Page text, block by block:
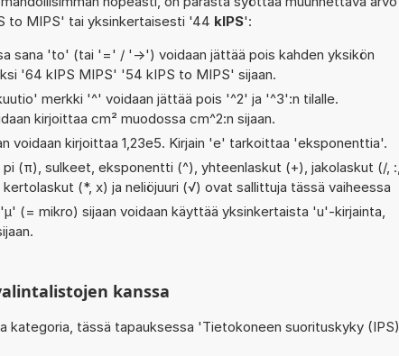
to MIPS' tai yksinkertaisesti '44 kIPS':
sana 'to' (tai '=' / '->') voidaan jättää pois kahden yksikön
'64 kIPS MIPS' '54 kIPS to MIPS' sijaan.
merkki '^' voidaan jättää pois '^2' ja '^3':n tilalle.
kirjoittaa cm² muodossa cm^2:n sijaan.
voidaan kirjoittaa 1,23e5. Kirjain 'e' tarkoittaa 'eksponenttia'.
(π), sulkeet, eksponentti (^), yhteenlaskut (+), jakolaskut (/, :,
(*, x) ja neliöjuuri (√) ovat sallittuja tässä vaiheessa
(= mikro) sijaan voidaan käyttää yksinkertaista 'u'-kirjainta,
kanssa
kategoria, tässä tapauksessa 'Tietokoneen suorituskyky (IPS)